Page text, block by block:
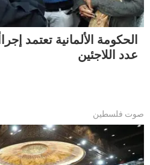
الحكومة الألمانية تعتمد
عدد اللاجئين
صوت فلسطين